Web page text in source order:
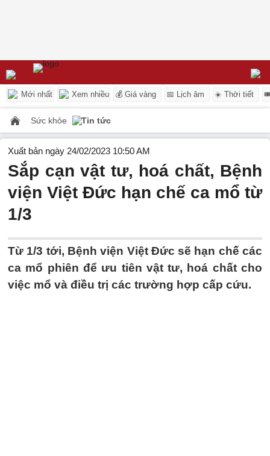
Mới nhất Xem nhiều 💰 Giá vàng 📅 Lịch âm ☀️ Thời tiết
Sức khỏe Tin tức
Xuất bản ngày 24/02/2023 10:50 AM
Sắp cạn vật tư, hoá chất, Bệnh
viện Việt Đức hạn chế ca mổ từ
1/3
Từ 1/3 tới, Bệnh viện Việt Đức sẽ hạn chế các
ca mổ phiên để ưu tiên vật tư, hoá chất cho
việc mổ và điều trị các trường hợp cấp cứu.